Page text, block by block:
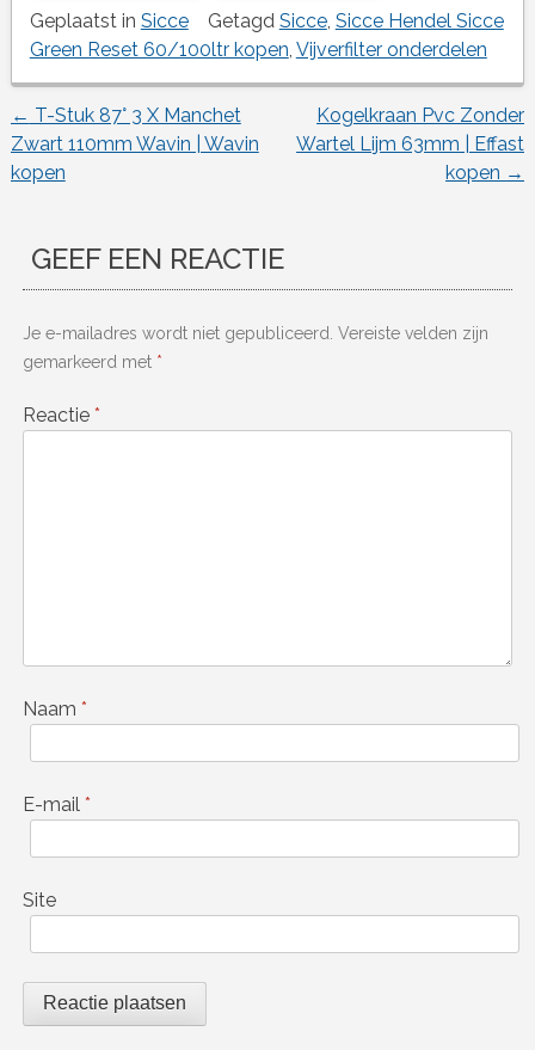
Geplaatst in Sicce Getagd Sicce, Sicce Hendel Sicce
Green Reset 60/100ltr kopen Vijverfilter onderdelen
Berichtnavigatie
← T-Stuk 87° 3 X Manchet
Zwart 110mm Wavin | Wavin
kopen
Kogelkraan Pvc Zonder
Wartel Lijm 63mm | Effast
kopen →
GEEF EEN REACTIE
Je e-mailadres wordt niet gepubliceerd. Vereiste velden zijn
gemarkeerd met *
Reactie *
Naam *
E-mail *
Site